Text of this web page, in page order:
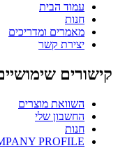
עמוד הבית
חנות
מאמרים ומדריכים
יצירת קשר
קישורים
השוואת מוצרים
החשבון שלי
חנות
PROFILE